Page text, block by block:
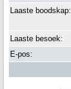
Laaste boodskap:
Laaste besoek:
E-pos: